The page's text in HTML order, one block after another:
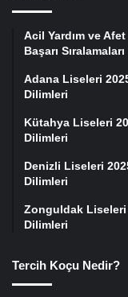
Acil Yardım ve
Başarı Sıralamaları
Adana Liseleri
Dilimleri
Kütahya Liseleri
Dilimleri
Denizli Liseleri
Dilimleri
Zonguldak Liseleri
Dilimleri
Tercih Koçu Nedir?